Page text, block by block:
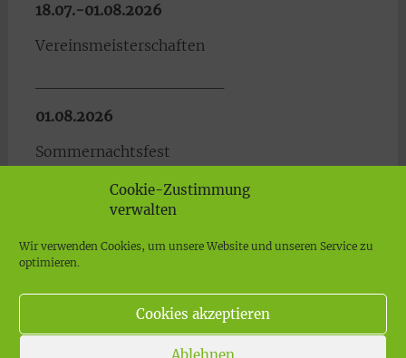
Cookie-Zustimmung
verwalten
Wir verwenden Cookies, um unsere Website und unseren Service zu
optimieren.
Cookies akzeptieren
Ablehnen
18.07.-01.08.2026
Vereinsmeisterschaften
01.08.2026
Sommernachtsfest
________________
LK-Turnier